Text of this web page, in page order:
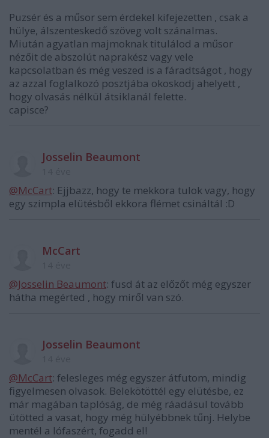
Puzsér és a műsor sem érdekel kifejezetten , csak a
hülye, álszenteskedő szöveg volt szánalmas.
Miután agyatlan majmoknak titulálod a műsor
nézőit de abszolút naprakész vagy vele
kapcsolatban és még veszed is a fáradtságot , hogy
az azzal foglalkozó posztjába okoskodj ahelyett ,
hogy olvasás nélkül átsiklanál felette.
capisce?
Josselin Beaumont
@McCart: Ejjbazz, hogy te mekkora tulok vagy, hogy
egy szimpla elütésből ekkora flémet csináltál :D
McCart
@Josselin Beaumont: fusd át az előzőt még egyszer
hátha megérted , hogy miről van szó.
Josselin Beaumont
@McCart: felesleges még egyszer átfutom, mindig
figyelmesen olvasok. Belekötöttél egy elütésbe, ez
már magában taplóság, de még ráadásul tovább
ütötted a vasat, hogy még hülyébbnek tűnj. Helybe
mentél a lófaszért, fogadd el!